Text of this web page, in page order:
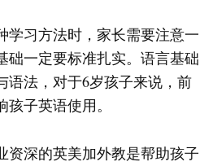
习方法时，家长需要注意一
础一定要标准扎实。语言基础
语法，对于6岁孩子来说，前
子英语使用。
深的英美加外教是帮助孩子